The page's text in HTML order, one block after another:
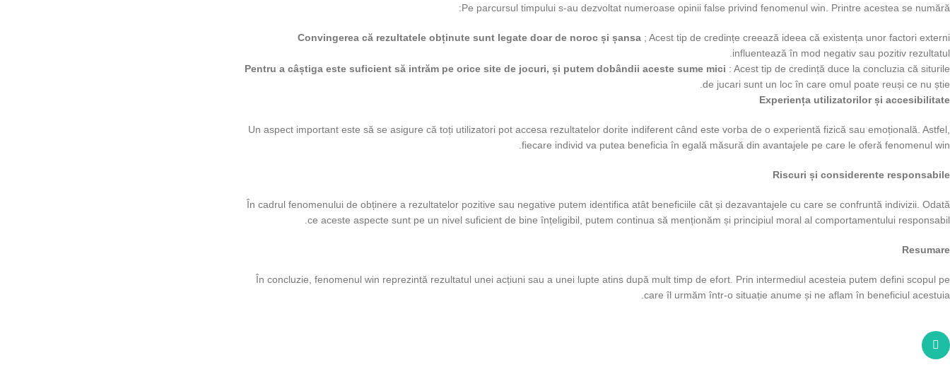
Pe parcursul timpului s-au dezvoltat numeroase opinii false privind fenomenul win. Printre acestea se numără:
Convingerea că rezultatele obținute sunt legate doar de noroc și șansa ; Acest tip de credințe creează ideea că existența unor factori externi
influentează în mod negativ sau pozitiv rezultatul.
Pentru a câștiga este suficient să intrăm pe orice site de jocuri, și putem dobândii aceste sume mici : Acest tip de credință duce la concluzia că siturile
de jucari sunt un loc în care omul poate reuși ce nu știe.
Experiența utilizatorilor și accesibilitate
Un aspect important este să se asigure că toți utilizatori pot accesa rezultatelor dorite indiferent când este vorba de o experientă fizică sau emoțională. Astfel,
fiecare individ va putea beneficia în egală măsură din avantajele pe care le oferă fenomenul win.
Riscuri și considerente responsabile
În cadrul fenomenului de obținere a rezultatelor pozitive sau negative putem identifica atât beneficiile cât și dezavantajele cu care se confruntă indivizii. Odată
ce aceste aspecte sunt pe un nivel suficient de bine înțeligibil, putem continua să menționăm și principiul moral al comportamentului responsabil.
Resumare
În concluzie, fenomenul win reprezintă rezultatul unei acțiuni sau a unei lupte atins după mult timp de efort. Prin intermediul acesteia putem defini scopul pe
care îl urmăm într-o situație anume și ne aflam în beneficiul acestuia.